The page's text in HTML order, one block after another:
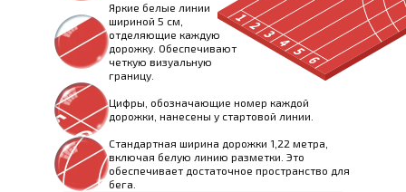
Яркие белые линии
шириной 5 см,
отделяющие каждую
дорожку. Обеспечивают
четкую визуальную
границу.
Цифры, обозначающие номер каждой
дорожки, нанесены у стартовой линии.
Стандартная ширина дорожки 1,22 метра,
включая белую линию разметки. Это
обеспечивает достаточное пространство для
бега.